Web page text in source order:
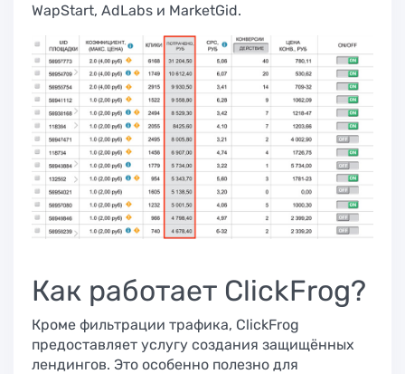
WapStart, AdLabs и MarketGid.
Как работает ClickFrog?
Кроме фильтрации трафика, ClickFrog
предоставляет услугу создания защищённых
лендингов. Это особенно полезно для